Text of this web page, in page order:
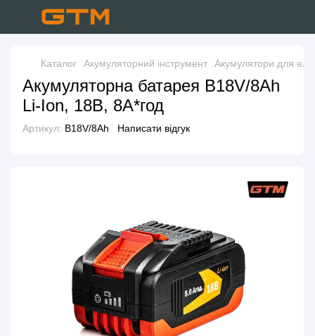
Каталог Акумуляторний інструмент Акумулятори для
Акумуляторна батарея B18V/8Аh
Li-Ion, 18В, 8А*год
Артикул: B18V/8Аh Написати відгук